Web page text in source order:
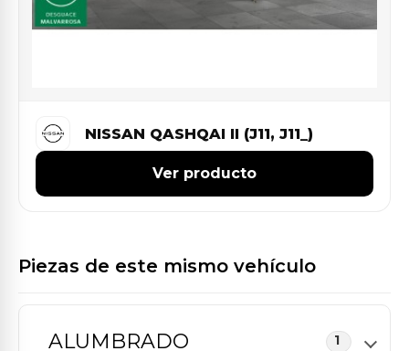
NISSAN QASHQAI II (J11, J11_)
Ver producto
Piezas de este mismo vehículo
ALUMBRADO 1